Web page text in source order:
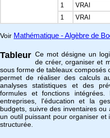
1
VRAI
1
VRAI
Voir Mathématique - Algèbre de
Tableur Ce mot désigne un
de créer, organiser et
sous forme de tableaux composés
permet de réaliser des calculs
analyses statistiques et des
formules et fonctions
entreprises, l'éducation et la
budgets, suivre des inventaires
un outil puissant pour organiser
structurée.